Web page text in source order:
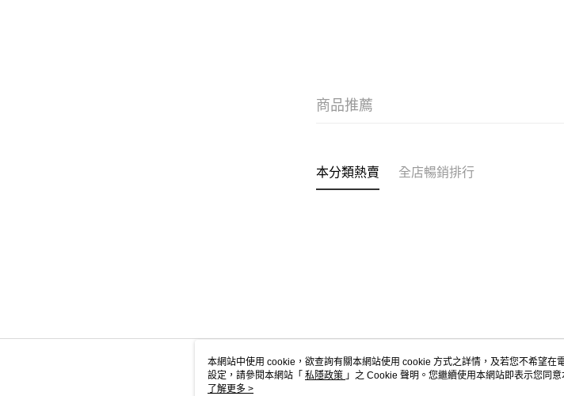
商品推薦
本分類熱賣 全店暢銷排行
關於我們
本網站中使用 cookie，欲查詢有關本網站使用 cookie 方式之詳情，及若您不希望在
設定，請參閱本網站「 私隱政策 」之 Cookie 聲明。您繼續使用本網站即表示您同
用 cookie。
了解更多 >